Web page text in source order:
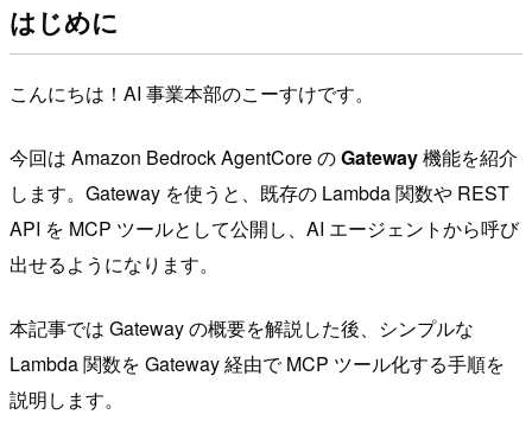
はじめに
こんにちは！AI 事業本部のこーすけです。
今回は Amazon Bedrock AgentCore のGateway機能を紹介
します。Gateway を使うと、既存の Lambda 関数や REST
API を MCP ツールとして公開し、AI エージェントから呼び
出せるようになります。
本記事では Gateway の概要を解説した後、シンプルな
Lambda 関数を Gateway 経由で MCP ツール化する手順を
説明します。